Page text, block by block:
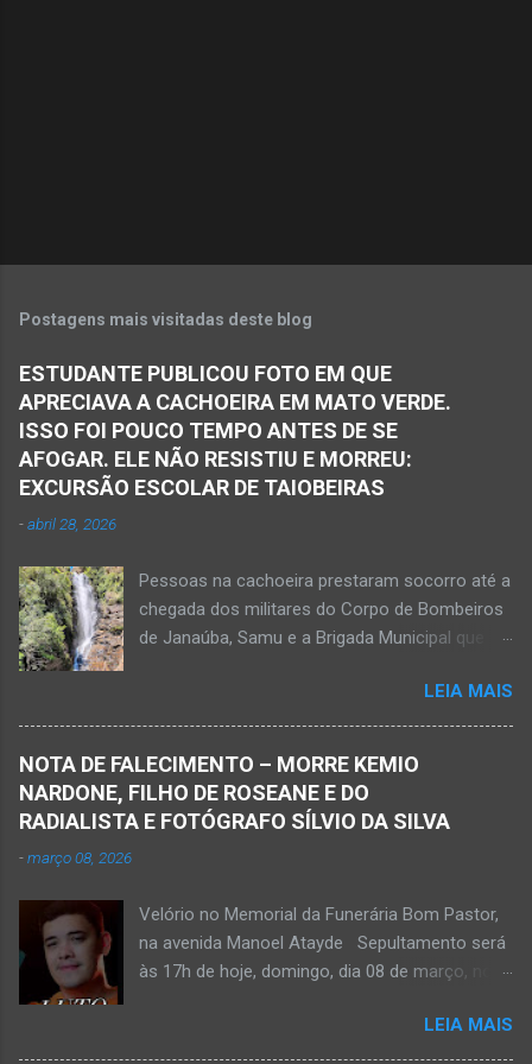
Postagens mais visitadas deste blog
ESTUDANTE PUBLICOU FOTO EM QUE
APRECIAVA A CACHOEIRA EM MATO VERDE.
ISSO FOI POUCO TEMPO ANTES DE SE
AFOGAR. ELE NÃO RESISTIU E MORREU:
EXCURSÃO ESCOLAR DE TAIOBEIRAS
-abril 28, 2026
Pessoas na cachoeira prestaram socorro até a
chegada dos militares do Corpo de Bombeiros
de Janaúba, Samu e a Brigada Municipal que
resistiu e foi a óbito Foto álbum pessoal Kauan
Pereira Alves publicou em sua rede social a
foto em que apreciava a Cachoeira Maria Rosa,
em Mato Verde, pouco tempo antes de se
afogar e depois vir a óbito nesta terça-feira, dia
socorrem estudante que se afogou em
cachoeira em Mato Verde nesta terça-feira, dia
28 de abril de 2026. Adolescente não resistiu e
– O que seria um dia de lazer, de conhecimento
LEIA MAIS
NOTA DE FALECIMENTO – MORRE KEMIO
NARDONE, FILHO DE ROSEANE E DO
RADIALISTA E FOTÓGRAFO SÍLVIO DA SILVA
-março 08, 2026
Velório no Memorial da Funerária Bom Pastor,
na avenida Manoel Atayde Sepultamento será
às 17h de hoje, domingo, dia 08 de março, no
da rodovia MG-401, saída de Janaúba para
Jaíba Kemio Nardone Kemio Nardone
LEIA MAIS